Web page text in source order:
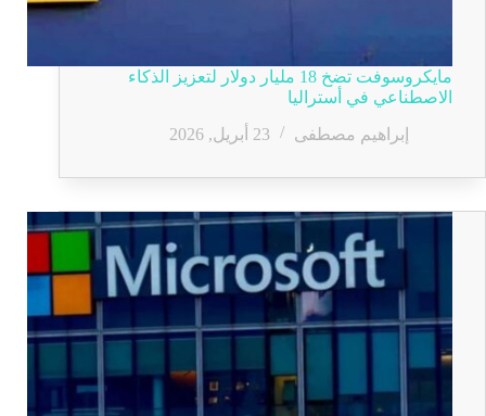
مايكروسوفت تضخ 18 مليار دولار لتعزيز الذكاء
الاصطناعي في أستراليا
إبراهيم مصطفى
23 أبريل, 2026